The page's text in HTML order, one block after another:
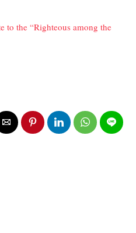
to the “Righteous among the